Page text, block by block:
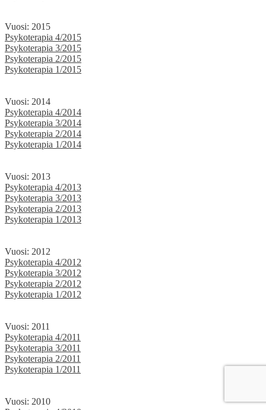
Vuosi: 2015
Psykoterapia 4/2015
Psykoterapia 3/2015
Psykoterapia 2/2015
Psykoterapia 1/2015
Vuosi: 2014
Psykoterapia 4/2014
Psykoterapia 3/2014
Psykoterapia 2/2014
Psykoterapia 1/2014
Vuosi: 2013
Psykoterapia 4/2013
Psykoterapia 3/2013
Psykoterapia 2/2013
Psykoterapia 1/2013
Vuosi: 2012
Psykoterapia 4/2012
Psykoterapia 3/2012
Psykoterapia 2/2012
Psykoterapia 1/2012
Vuosi: 2011
Psykoterapia 4/2011
Psykoterapia 3/2011
Psykoterapia 2/2011
Psykoterapia 1/2011
Vuosi: 2010